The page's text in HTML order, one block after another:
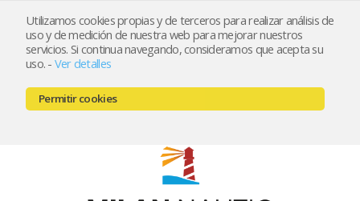
Utilizamos cookies propias y de terceros para realizar análisis de
uso y de medición de nuestra web para mejorar nuestros
servicios. Si continua navegando, consideramos que acepta su
uso. - Ver detalles
Permitir cookies
Registrarse Mi cuenta
666521122 // 654999333